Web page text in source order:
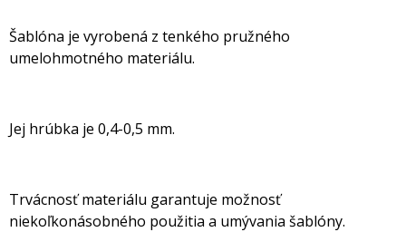
Šablóna je vyrobená z tenkého pružného
umelohmotného materiálu.
Jej hrúbka je 0,4-0,5 mm.
Trvácnosť materiálu garantuje možnosť
niekoľkonásobného použitia a umývania šablóny.